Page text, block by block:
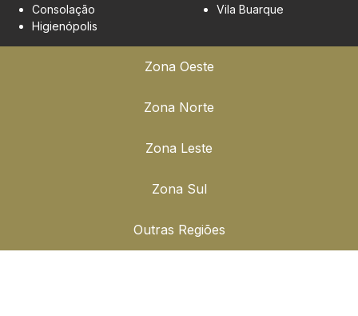
Zona Oeste
Zona Norte
Zona Leste
Zona Sul
Outras Regiões
Consolação
Higienópolis
Vila Buarque